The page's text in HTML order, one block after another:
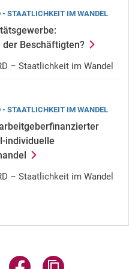
- STAAT­LICH­KEIT IM WAN­DEL
Beschäftigten?
– Staatlichkeit im Wandel
- STAAT­LICH­KEIT IM WAN­DEL
individuelle
– Staatlichkeit im Wandel
E-Mail teilen
Seite über WhatsApp teilen
Seite über Facebook